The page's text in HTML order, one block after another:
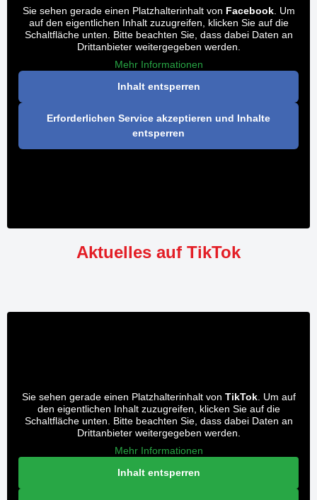
Sie sehen gerade einen Platzhalterinhalt von Facebook. Um
auf den eigentlichen Inhalt zuzugreifen, klicken Sie auf die
Schaltfläche unten. Bitte beachten Sie, dass dabei Daten an
Drittanbieter weitergegeben werden.
Mehr Informationen
Inhalt entsperren
Erforderlichen Service akzeptieren und Inhalte
entsperren
Aktuelles auf TikTok
Sie sehen gerade einen Platzhalterinhalt von TikTok. Um auf
den eigentlichen Inhalt zuzugreifen, klicken Sie auf die
Schaltfläche unten. Bitte beachten Sie, dass dabei Daten an
Drittanbieter weitergegeben werden.
Mehr Informationen
Inhalt entsperren